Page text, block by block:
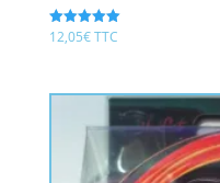
Note
12,05€TTC